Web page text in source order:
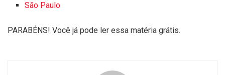
São Paulo
PARABÉNS! Você já pode ler essa matéria grátis.